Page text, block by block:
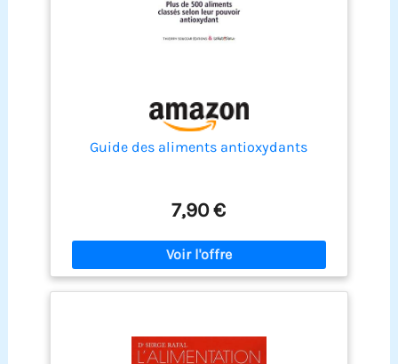
Guide des aliments antioxydants
7,90 €